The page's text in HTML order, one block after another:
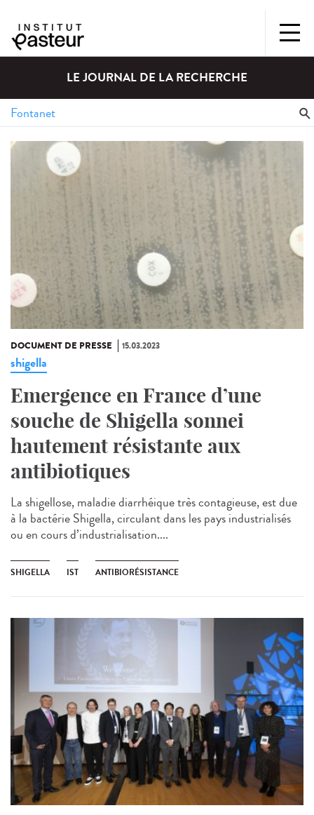
LE JOURNAL DE LA RECHERCHE
DOCUMENT DE PRESSE 15.03.2023
shigella
Emergence en France d’une
souche de Shigella sonnei
hautement résistante aux
antibiotiques
La shigellose, maladie diarrhéique très contagieuse, est due
à la bactérie Shigella, circulant dans les pays industrialisés
ou en cours d’industrialisation....
SHIGELLA IST ANTIBIORÉSISTANCE